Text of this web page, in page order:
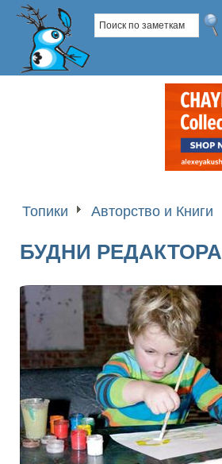
Топики Авторство и Книги
БУДНИ РЕДАКТОРА